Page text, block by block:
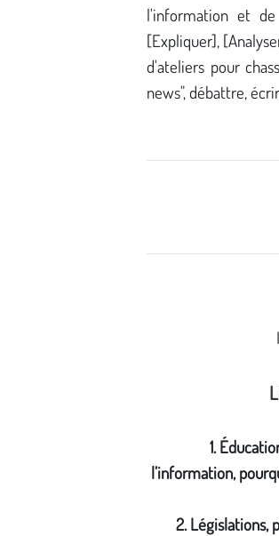
l'information et
[Expliquer],
d'ateliers pour
news", débattre,
1.
l’information,
2. Législations,